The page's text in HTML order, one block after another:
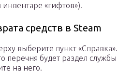
«гифтов»).
средств в Steam
выберите пункт «Справка».
перечня будет раздел службы
на него.